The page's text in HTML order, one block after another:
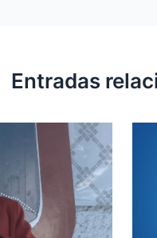
Entradas